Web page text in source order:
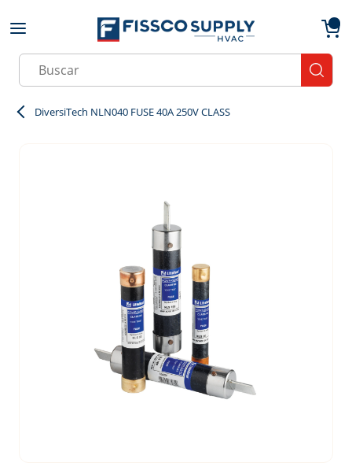
Skip to main content
Site Search
DiversiTech NLN040 FUSE 40A 250V CLASS